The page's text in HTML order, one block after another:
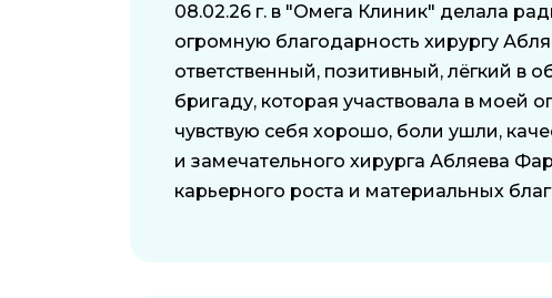
08.02.26 г. в "Омега Клиник" делала
огромную благодарность хирургу
ответственный, позитивный, лёгкий
бригаду, которая участвовала в
чувствую себя хорошо, боли ушли,
и замечательного хирурга Абляева
карьерного роста и материальных